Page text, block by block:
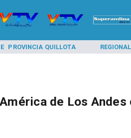
PROVINCIA QUILLOTA REGIONAL
de Los